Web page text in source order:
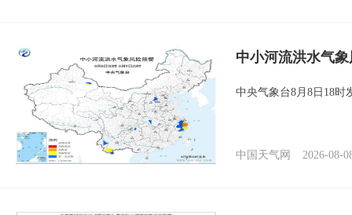
中小河流洪水气
中央气象台8月8日18时
中国天气网 2026-08-